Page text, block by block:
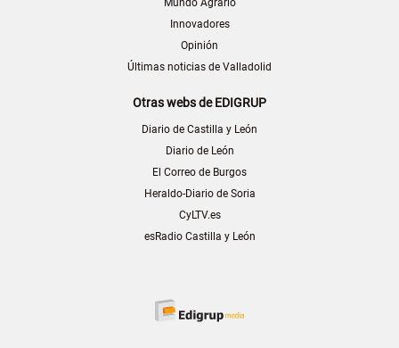
Mundo Agrario
Innovadores
Opinión
Últimas noticias de Valladolid
Otras webs de EDIGRUP
Diario de Castilla y León
Diario de León
El Correo de Burgos
Heraldo-Diario de Soria
CyLTV.es
esRadio Castilla y León